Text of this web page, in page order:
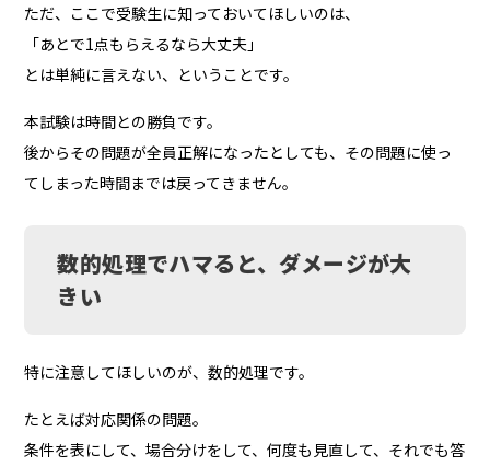
ただ、ここで受験生に知っておいてほしいのは、
「あとで1点もらえるなら大丈夫」
とは単純に言えない、ということです。
本試験は時間との勝負です。
後からその問題が全員正解になったとしても、その問題に使っ
てしまった時間までは戻ってきません。
数的処理でハマると、ダメージが大
きい
特に注意してほしいのが、数的処理です。
たとえば対応関係の問題。
条件を表にして、場合分けをして、何度も見直して、それでも答